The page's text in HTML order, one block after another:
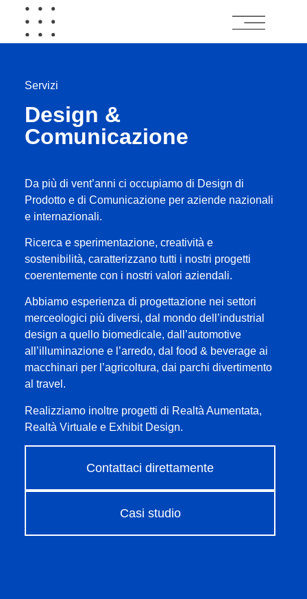
Servizi
Design &
Comunicazione
Da più di vent’anni ci occupiamo di Design di
Prodotto e di Comunicazione per aziende nazionali
e internazionali.
Ricerca e sperimentazione, creatività e
sostenibilità, caratterizzano tutti i nostri progetti
coerentemente con i nostri valori aziendali.
Abbiamo esperienza di progettazione nei settori
merceologici più diversi, dal mondo dell’industrial
design a quello biomedicale, dall’automotive
all’illuminazione e l’arredo, dal food & beverage ai
macchinari per l’agricoltura, dai parchi divertimento
al travel.
Realizziamo inoltre progetti di Realtà Aumentata,
Realtà Virtuale e Exhibit Design.
Contattaci direttamente
Casi studio